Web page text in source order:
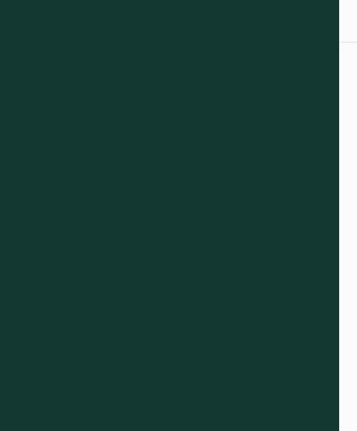
Daten passiert, wenn Sie
identifiziert werden können.
Text aufgeführten